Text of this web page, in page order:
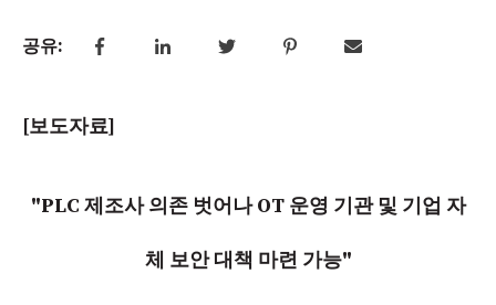
공유:
[보도자료]
"PLC 제조사 의존 벗어나OT 운영 기관 및 기업 자
체 보안 대책 마련 가능"